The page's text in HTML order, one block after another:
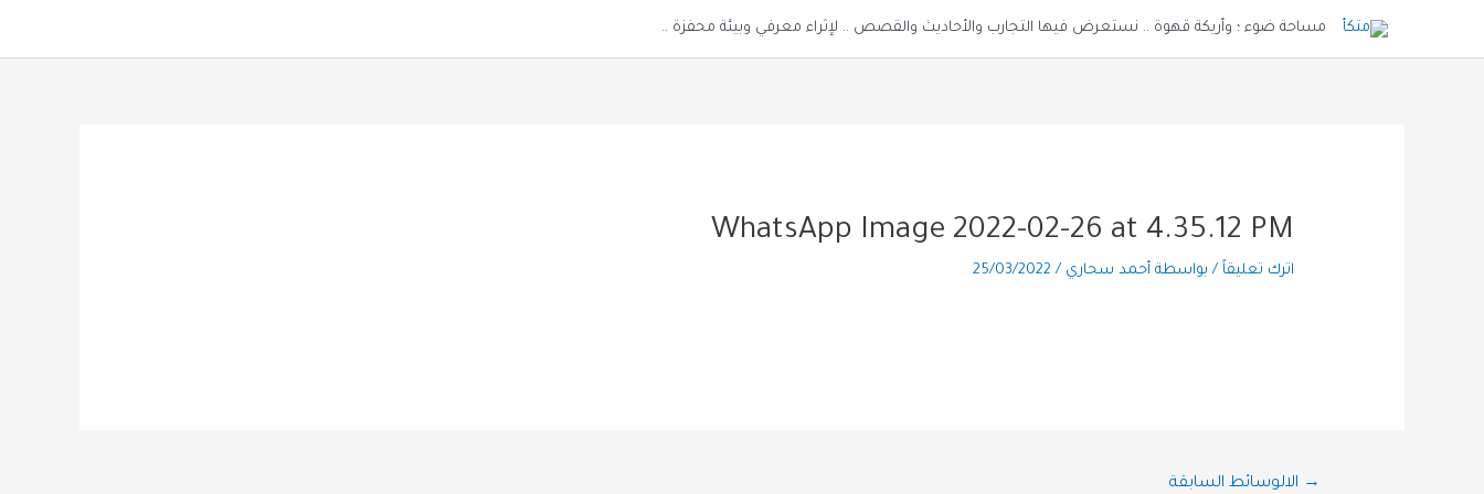
مساحة ضوء ؛ وأريكة قهوة .. نستعرض فيها التجارب والأحاديث والقصص .. لإثراء معرفي وبيئة محفزة ..
WhatsApp Image 2022-02-26 at 4.35.12 PM
اترك تعليقاً / بواسطة أحمد سحاري/
25/03/2022
→ الالوسائط السابقة